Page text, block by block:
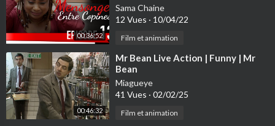
00:36:52
Sama Chaine
12 Vues · 10/04/22
Film et animation
00:46:32
⁣Mr Bean Live Action | Funny | Mr
Bean
Miagueye
41 Vues · 02/02/25
Film et animation